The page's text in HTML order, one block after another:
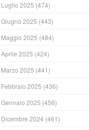
Luglio 2025 (474)
Giugno 2025 (443)
Maggio 2025 (484)
Aprile 2025 (424)
Marzo 2025 (441)
Febbraio 2025 (436)
Gennaio 2025 (456)
Dicembre 2024 (461)